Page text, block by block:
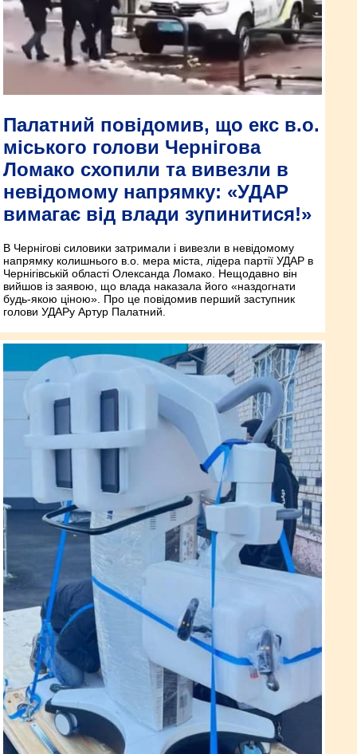
Палатний повідомив, що екс в.о.
міського голови Чернігова
Ломако схопили та вивезли в
невідомому напрямку: «УДАР
вимагає від влади зупинитися!»
В Чернігові силовики затримали і вивезли в невідомому
напрямку колишнього в.о. мера міста, лідера партії УДАР в
Чернігівській області Олександа Ломако. Нещодавно він
вийшов із заявою, що влада наказала його «наздогнати
будь-якою ціною». Про це повідомив перший заступник
голови УДАРу Артур Палатний.